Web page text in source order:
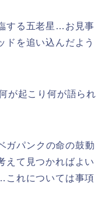
する五老星…お見事
ドを追い込んだよう
が起こり何が語られ
ガパンクの命の鼓動
えて見つかればよい
これについては事項